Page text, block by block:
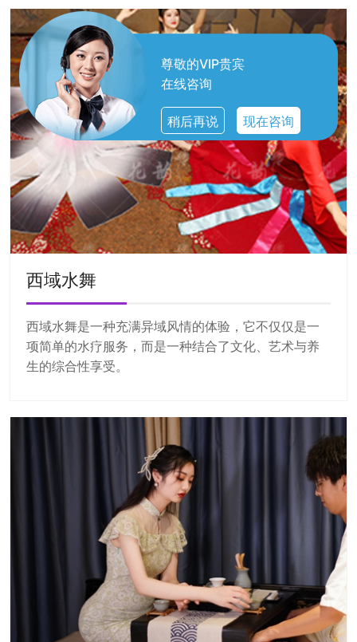
尊敬的VIP贵宾
在线咨询
稍后再说 现在咨询
西域水舞
西域水舞是一种充满异域风情的体验，它不仅仅是一
项简单的水疗服务，而是一种结合了文化、艺术与养
生的综合性享受。